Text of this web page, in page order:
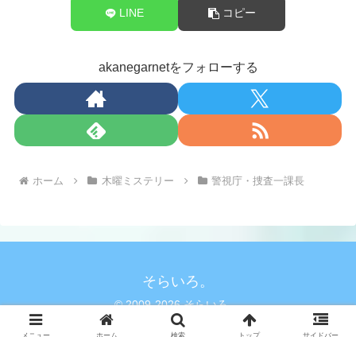
LINE コピー
akanegarnetをフォローする
ホーム 木曜ミステリー 警視庁・捜査一課長
そらいろ。
© 2009-2026 そらいろ。.
メニュー ホーム 検索 トップ サイドバー